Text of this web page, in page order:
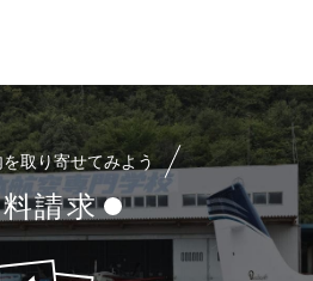
取り寄せてみよう
請求